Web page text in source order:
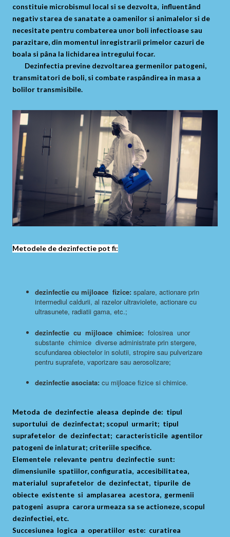
constituie microbismul local si se dezvolta, influentând
negativ starea de sanatate a oamenilor si animalelor si de
necesitate pentru combaterea unor boli infectioase sau
parazitare, din momentul inregistrarii primelor cazuri de
boala si pâna la lichidarea intregului focar.
Dezinfectia previne dezvoltarea germenilor patogeni,
transmitatori de boli, si combate raspândirea in masa a
bolilor transmisibile.
Metodele de dezinfectie pot fi:
dezinfectie cu mijloace fizice:spalare, actionare prin
intermediul caldurii, al razelor ultraviolete, actionare cu
ultrasunete, radiatii gama, etc.;
dezinfectie cu mijloace chimice: folosirea unor
substante chimice diverse administrate prin stergere,
scufundarea obiectelor in solutii, stropire sau pulverizare
pentru suprafete, vaporizare sau aerosolizare;
dezinfectie asociata:cu mijloace fizice si chimice.
Metoda de dezinfectie aleasa depinde de: tipul
suportului de dezinfectat; scopul urmarit; tipul
suprafetelor de dezinfectat; caracteristicile agentilor
patogeni de inlaturat; criteriile specifice.
Elementele relevante pentru dezinfectie sunt:
dimensiunile spatiilor, configuratia, accesibilitatea,
materialul suprafetelor de dezinfectat, tipurile de
obiecte existente si amplasarea acestora, germenii
patogeni asupra carora urmeaza sa se actioneze, scopul
dezinfectiei, etc.
Succesiunea logica a operatiilor este: curatirea